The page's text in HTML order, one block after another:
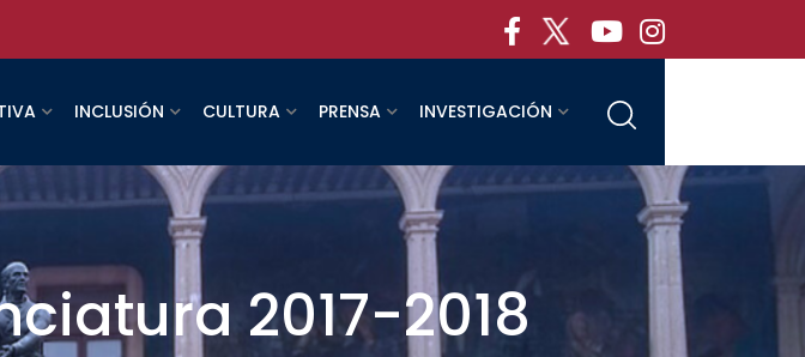
INCLUSIÓN CULTURA PRENSA INVESTIGACIÓN
2017-2018